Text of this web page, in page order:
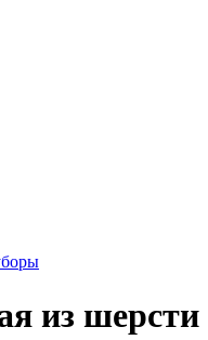
из шерсти